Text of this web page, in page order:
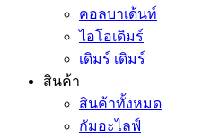
คอลบาเด้นท์
ไอโอเดิมร์
เดิมร์ เดิมร์
สินค้า
สินค้าทั้งหมด
กัมอะไลฟ์